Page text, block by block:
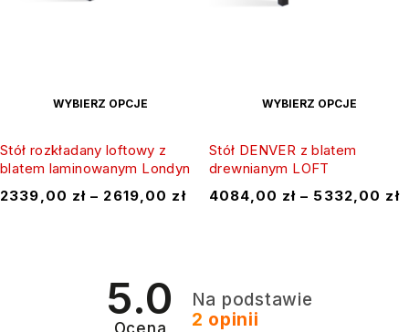
WYBIERZ OPCJE
Stół rozkładany loftowy z
blatem laminowanym Londyn
2339,00 zł – 2619,00 zł
WYBIERZ OPCJE
Stół DENVER z blatem
drewnianym LOFT
4084,00 zł – 5332,00 zł
5.0
Na podstawie
2 opinii